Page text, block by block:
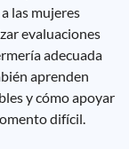
las mujeres
evaluaciones
adecuada
aprenden
y cómo apoyar
difícil.